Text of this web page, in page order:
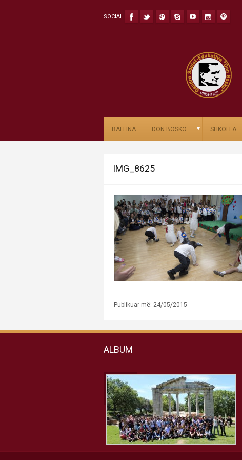
SOCIAL
BALLINA DON BOSKO ▼ SHKOLLA
IMG_8625
Publikuar më: 24/05/2015
ALBUM